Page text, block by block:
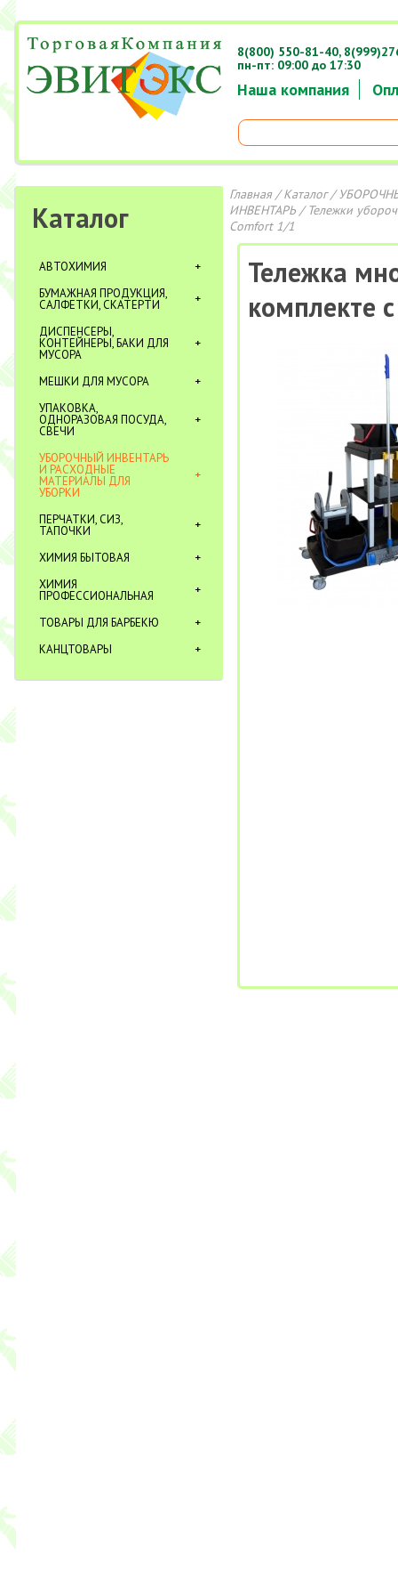
Наша компания
8(800) 550-81-40,
пн-пт: 09:00 до 17:30
Каталог
АВТОХИМИЯ
БУМАЖНАЯ ПРОДУКЦИЯ,
САЛФЕТКИ, СКАТЕРТИ
ДИСПЕНСЕРЫ,
КОНТЕЙНЕРЫ, БАКИ ДЛЯ
МУСОРА
МЕШКИ ДЛЯ МУСОРА
УПАКОВКА,
ОДНОРАЗОВАЯ ПОСУДА,
СВЕЧИ
УБОРОЧНЫЙ ИНВЕНТАРЬ
И РАСХОДНЫЕ
МАТЕРИАЛЫ ДЛЯ
УБОРКИ
ПЕРЧАТКИ, СИЗ,
ТАПОЧКИ
ХИМИЯ БЫТОВАЯ
ХИМИЯ
ПРОФЕССИОНАЛЬНАЯ
ТОВАРЫ ДЛЯ БАРБЕКЮ
КАНЦТОВАРЫ
Главная/Каталог/
ИНВЕНТАРЬ /Тележки
Comfort 1/1
Тележка
комплекте